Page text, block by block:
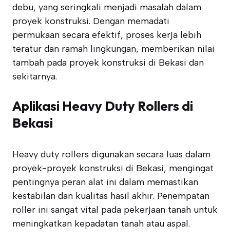
debu, yang seringkali menjadi masalah dalam
proyek konstruksi. Dengan memadati
permukaan secara efektif, proses kerja lebih
teratur dan ramah lingkungan, memberikan nilai
tambah pada proyek konstruksi di Bekasi dan
sekitarnya.
Aplikasi Heavy Duty Rollers di
Bekasi
Heavy duty rollers digunakan secara luas dalam
proyek-proyek konstruksi di Bekasi, mengingat
pentingnya peran alat ini dalam memastikan
kestabilan dan kualitas hasil akhir. Penempatan
roller ini sangat vital pada pekerjaan tanah untuk
meningkatkan kepadatan tanah atau aspal.